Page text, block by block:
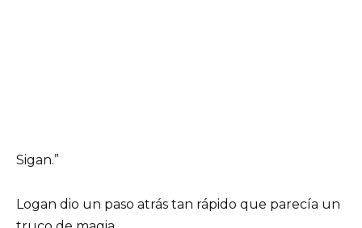
Sigan.”
Logan dio un paso atrás tan rápido que parecía un